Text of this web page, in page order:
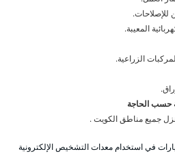
للإصلاحات.
المعيبة.
الزراعية.
حسب الحاجة
جميع مناطق الكويت .
في استخدام معدات التشخيص الإلكترونية